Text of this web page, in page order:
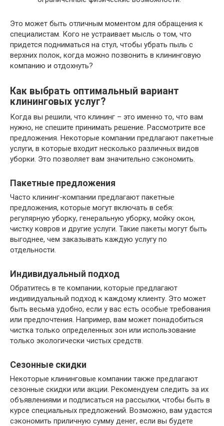
Это может быть отличным моментом для обращения к
специалистам. Кого не устраивает мысль о том, что
придется подниматься на стул, чтобы убрать пыль с
верхних полок, когда можно позвонить в клининговую
компанию и отдохнуть?
Как выбрать оптимальный вариант
клининговых услуг?
Когда вы решили, что клининг – это именно то, что вам
нужно, не спешите принимать решение. Рассмотрите все
предложения. Некоторые компании предлагают пакетные
услуги, в которые входит несколько различных видов
уборки. Это позволяет вам значительно сэкономить.
Пакетные предложения
Часто клининг-компании предлагают пакетные
предложения, которые могут включать в себя:
регулярную уборку, генеральную уборку, мойку окон,
чистку ковров и другие услуги. Такие пакеты могут быть
выгоднее, чем заказывать каждую услугу по
отдельности.
Индивидуальный подход
Обратитесь в те компании, которые предлагают
индивидуальный подход к каждому клиенту. Это может
быть весьма удобно, если у вас есть особые требования
или предпочтения. Например, вам может понадобиться
чистка только определенных зон или использование
только экологически чистых средств.
Сезонные скидки
Некоторые клининговые компании также предлагают
сезонные скидки или акции. Рекомендуем следить за их
объявлениями и подписаться на рассылки, чтобы быть в
курсе специальных предложений. Возможно, вам удастся
сэкономить приличную сумму денег, если вы будете